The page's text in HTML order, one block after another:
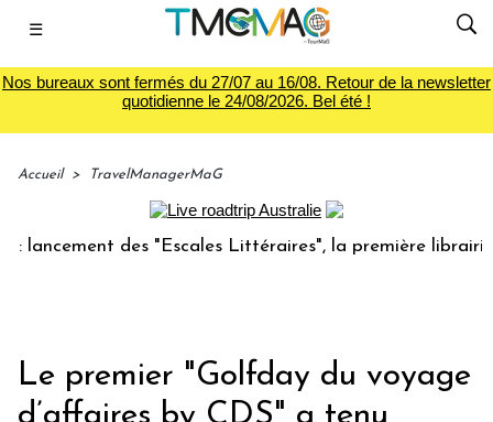
☰
Nos bureaux sont fermés du 27/07 au 16/08. Retour de la newsletter
quotidienne le 24/08/2026. Bel été !
Accueil > TravelManagerMaG
des "Escales Littéraires", la première librairie du
Le premier "Golfday du voyage